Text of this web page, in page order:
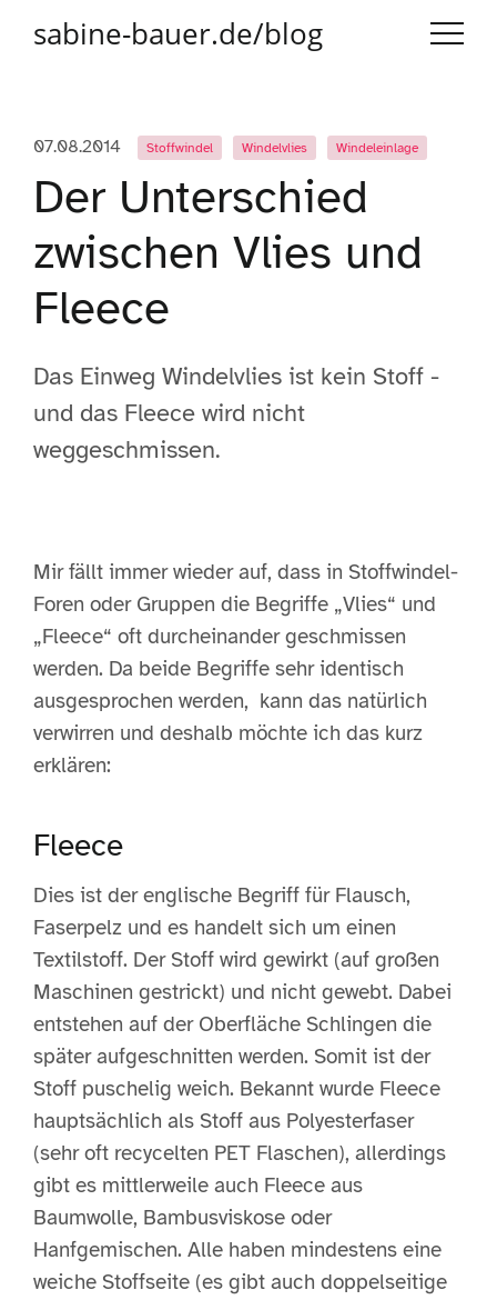
sabine-bauer.de/blog
07.08.2014 Stoffwindel Windelvlies Windeleinlage
Der Unterschied
zwischen Vlies und
Fleece
Das Einweg Windelvlies ist kein Stoff -
und das Fleece wird nicht
weggeschmissen.
Mir fällt immer wieder auf, dass in Stoffwindel-
Foren oder Gruppen die Begriffe „Vlies“ und
„Fleece“ oft durcheinander geschmissen
werden. Da beide Begriffe sehr identisch
ausgesprochen werden, kann das natürlich
verwirren und deshalb möchte ich das kurz
erklären:
Fleece
Dies ist der englische Begriff für Flausch,
Faserpelz und es handelt sich um einen
Textilstoff. Der Stoff wird gewirkt (auf großen
Maschinen gestrickt) und nicht gewebt. Dabei
entstehen auf der Oberfläche Schlingen die
später aufgeschnitten werden. Somit ist der
Stoff puschelig weich. Bekannt wurde Fleece
hauptsächlich als Stoff aus Polyesterfaser
(sehr oft recycelten PET Flaschen), allerdings
gibt es mittlerweile auch Fleece aus
Baumwolle, Bambusviskose oder
Hanfgemischen. Alle haben mindestens eine
weiche Stoffseite (es gibt auch doppelseitige